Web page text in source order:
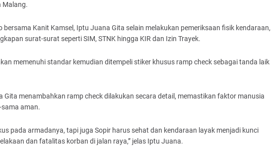
Malang.
bersama Kanit Kamsel, Iptu Juana Gita selain melakukan pemeriksaan fisik kendaraan,
surat-surat seperti SIM, STNK hingga KIR dan Izin Trayek.
memenuhi standar kemudian ditempeli stiker khusus ramp check sebagai tanda laik
Gita menambahkan ramp check dilakukan secara detail, memastikan faktor manusia
aman.
pada armadanya, tapi juga Sopir harus sehat dan kendaraan layak menjadi kunci
dan fatalitas korban di jalan raya,” jelas Iptu Juana.